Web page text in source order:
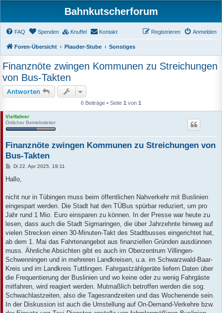
Bahnkutscherforum
FAQ Spenden Knuffel Kontakt Anmelden
Registrieren
Foren-Übersicht Plauder-Stube Sonstiges
Finanznöte zwingen Kommunen zu Streichungen
von Bus-Takten
Antworten
6 Beiträge • Seite 1 von 1
Vielfahrer
Örtlicher Betriebsleiter
Finanznöte zwingen Kommunen zu Streichungen von
Bus-Takten
B
i
a
Di 22. Apr 2025, 19:11
Hallo,
nicht nur in Tübingen muss beim öffentlichen Nahverkehr mit Buslinien
eingespart werden. Die Stadt hat den TÜBus spürbar reduziert, um pro
Jahr rund 1 Mio. Euro einsparen zu können. In der Presse war heute zu
lesen, dass auch die Stadt Sigmaringen, die über Jahrzehnte hinweg auf
vielen Strecken einen 30-Minuten-Takt des Stadtbusses eingerichtet hat,
ab dem 1. Mai das Fahrtenangebot aus finanziellen Gründen ausdünnen
muss. Ähnliche Absichten gibt es auch im Oberzentrum Villingen-
Schwenningen und in mehreren Landkreisen, u.a. im Schwarzwald-Baar-
Kreis und im Landkreis Tuttlingen. Fahrgastzählgeräte liefern Daten über
die Frequentierung der Buslinien und wo keine oder zu wenig Fahrgäste
mitfahren, wird reagiert werden. Mutmaßlich betroffen werden die sog.
Schwachlastzeiten, also die Tagesrandzeiten und das Wochenende sein.
In der Diskussion ist auch die Umstellung auf On-Demand-Verkehre bzw.